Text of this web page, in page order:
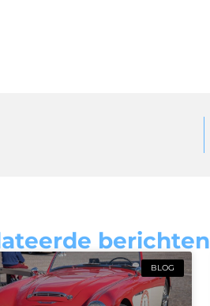
berichten
BLOG